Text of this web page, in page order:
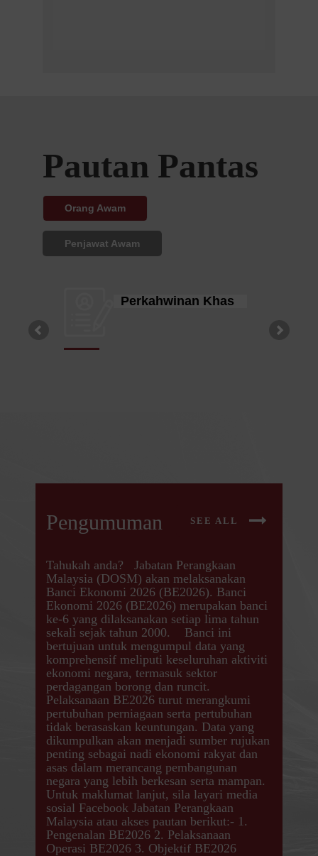
Pautan Pantas
Orang Awam
Penjawat Awam
Perkahwinan Khas
Pengumuman SEE ALL
Tahukah anda? Jabatan Perangkaan
Malaysia (DOSM) akan melaksanakan
Banci Ekonomi 2026 (BE2026). Banci
Ekonomi 2026 (BE2026) merupakan banci
ke-6 yang dilaksanakan setiap lima tahun
sekali sejak tahun 2000. Banci ini
bertujuan untuk mengumpul data yang
komprehensif meliputi keseluruhan aktiviti
ekonomi negara, termasuk sektor
perdagangan borong dan runcit.
Pelaksanaan BE2026 turut merangkumi
pertubuhan perniagaan serta pertubuhan
tidak berasaskan keuntungan. Data yang
dikumpulkan akan menjadi sumber rujukan
penting sebagai nadi ekonomi rakyat dan
asas dalam merancang pembangunan
negara yang lebih berkesan serta mampan.
Untuk maklumat lanjut, sila layari media
sosial Facebook Jabatan Perangkaan
Malaysia atau akses pautan berikut:- 1.
Pengenalan BE2026 2. Pelaksanaan
Operasi BE2026 3. Objektif BE2026